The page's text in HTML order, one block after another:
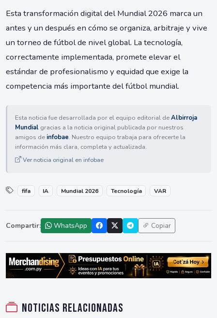
Esta transformación digital del Mundial 2026 marca un
antes y un después en cómo se organiza, arbitraje y vive
un torneo de fútbol de nivel global. La tecnología,
correctamente implementada, promete elevar el
estándar de profesionalismo y equidad que exige la
competencia más importante del fútbol mundial.
Esta noticia fue desarrollada por el equipo editorial deAlbirroja
Mundial gracias a la noticia original publicada por nuestros
amigos de infobae. Nuestro equipo trabaja para ofrecerte la
información más clara, completa y actualizada.
Ver noticia original en infobae
fifa IA Mundial 2026 Tecnología VAR
Compartir: WhatsApp Copiar
Noticias relacionadas